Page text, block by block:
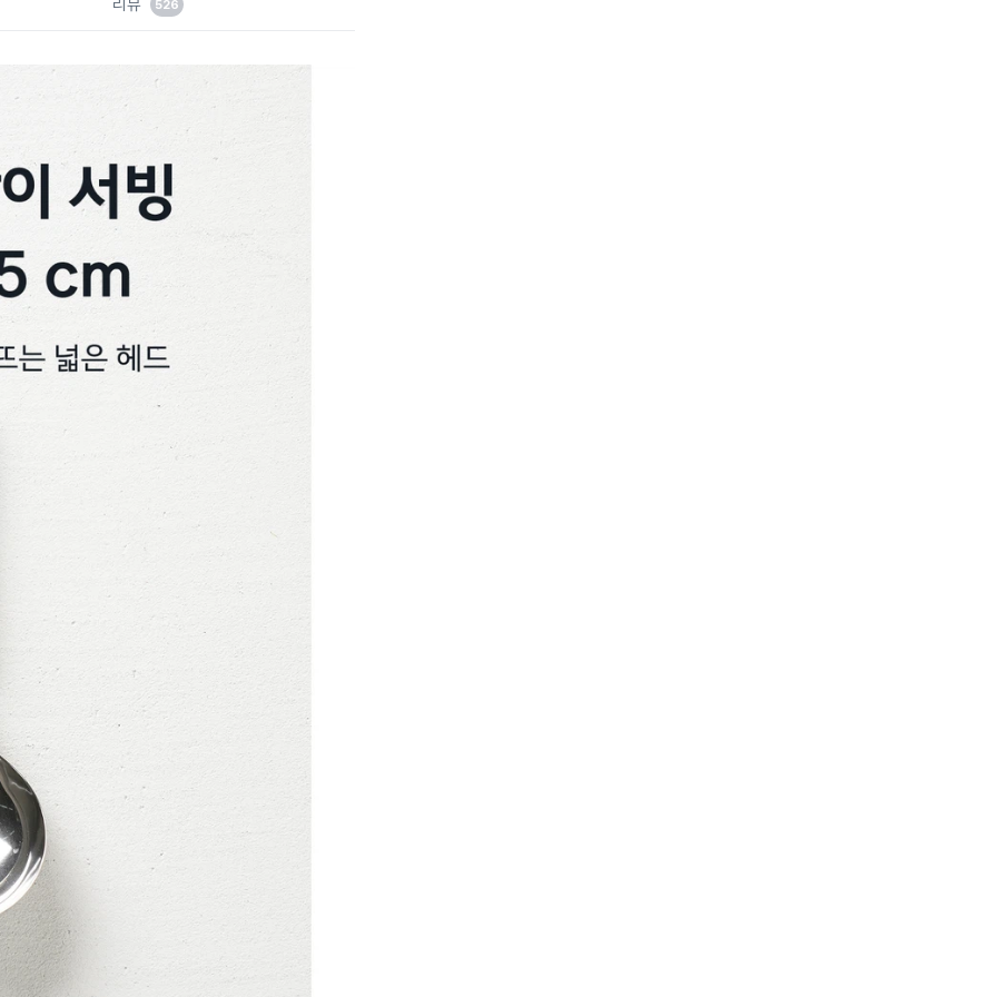
리뷰 526